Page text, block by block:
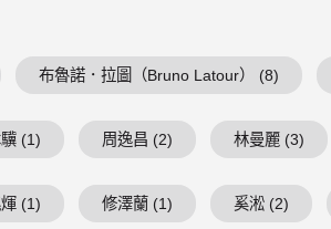
布魯諾．拉圖（Bruno Latour） (8)
(1) 周逸昌 (2) 林曼麗 (3)
(1) 修澤蘭 (1) 奚淞 (2)